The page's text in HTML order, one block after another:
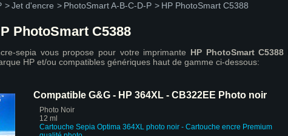
>Jet d'encre > PhotoSmart A-B-C-D-P > HP PhotoSmart C5388
PhotoSmart C5388
sepia vous propose pour votre imprimante HP PhotoSmart C5388
HP et/ou compatibles génériques haut de gamme ci-dessous:
Compatible G&G - HP 364XL - CB322EE Photo noir
Photo Noir
12 ml
Cartouche Sepia Optima 364XL photo noir - Cartouche encre Premium